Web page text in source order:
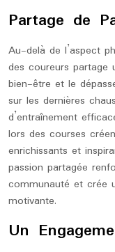
Partage de
Au-delà de l’aspect
des coureurs partage
bien-être et le
sur les dernières
d’entraînement
lors des courses
enrichissants et
passion partagée
communauté et crée
motivante.
Un